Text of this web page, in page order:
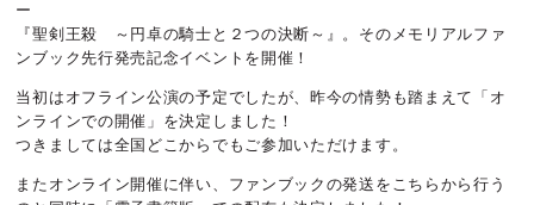
ー
『聖剣王殺 ～円卓の騎士と２つの決断～』。そのメモリアルファ
ンブック先行発売記念イベントを開催！
当初はオフライン公演の予定でしたが、昨今の情勢も踏まえて「オ
ンラインでの開催」を決定しました！
つきましては全国どこからでもご参加いただけます。
またオンライン開催に伴い、ファンブックの発送をこちらから行う